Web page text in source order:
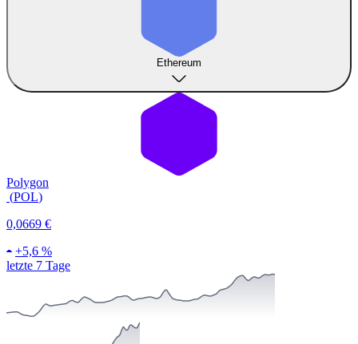
Ethereum
Polygon
(POL)
0,0669 €
+5,6 %
letzte 7 Tage